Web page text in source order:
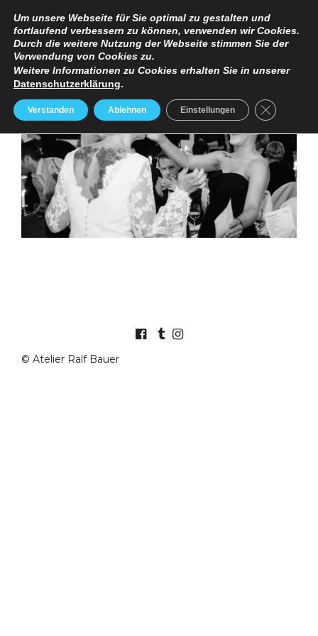
© Atelier Ralf Bauer
Um unsere Webseite für Sie optimal zu gestalten und
fortlaufend verbessern zu können, verwenden wir Cookies.
Durch die weitere Nutzung der Webseite stimmen Sie der
Verwendung von Cookies zu.
Weitere Informationen zu Cookies erhalten Sie in unserer
Datenschutzerklärung.
Verstanden Ablehnen Einstellungen GDPR